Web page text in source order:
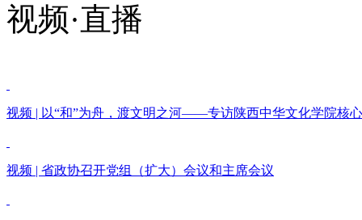
视频·直播
视频 | 以“和”为舟，渡文明之河——专访陕西中华文化学院核
视频 | 省政协召开党组（扩大）会议和主席会议